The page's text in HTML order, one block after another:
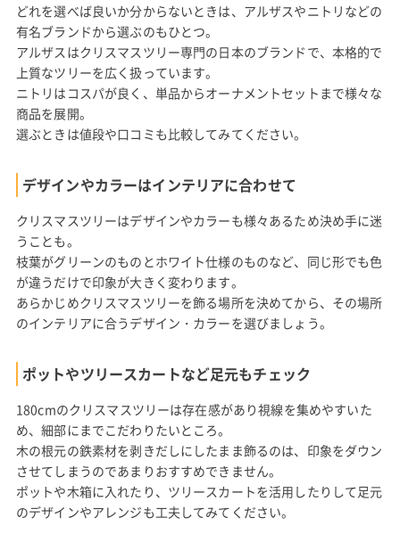
どれを選べば良いか分からないときは、アルザスやニトリなどの
有名ブランドから選ぶのもひとつ。
アルザスはクリスマスツリー専門の日本のブランドで、本格的で
上質なツリーを広く扱っています。
ニトリはコスパが良く、単品からオーナメントセットまで様々な
商品を展開。
選ぶときは値段や口コミも比較してみてください。
デザインやカラーはインテリアに合わせて
クリスマスツリーはデザインやカラーも様々あるため決め手に迷
うことも。
枝葉がグリーンのものとホワイト仕様のものなど、同じ形でも色
が違うだけで印象が大きく変わります。
あらかじめクリスマスツリーを飾る場所を決めてから、その場所
のインテリアに合うデザイン・カラーを選びましょう。
ポットやツリースカートなど足元もチェック
180cmのクリスマスツリーは存在感があり視線を集めやすいた
め、細部にまでこだわりたいところ。
木の根元の鉄素材を剥きだしにしたまま飾るのは、印象をダウン
させてしまうのであまりおすすめできません。
ポットや木箱に入れたり、ツリースカートを活用したりして足元
のデザインやアレンジも工夫してみてください。